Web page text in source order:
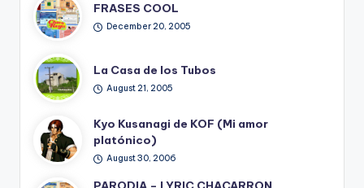
FRASES COOL
December 20, 2005
La Casa de los Tubos
August 21, 2005
Kyo Kusanagi de KOF (Mi amor
platónico)
August 30, 2006